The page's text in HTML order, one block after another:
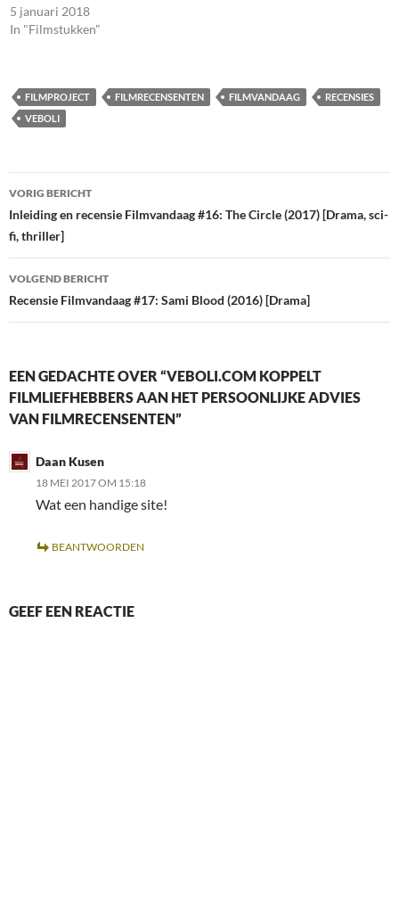
5 januari 2018
In "Filmstukken"
FILMPROJECT FILMRECENSENTEN FILMVANDAAG
RECENSIES
VEBOLI
Bericht
navigatie
VORIG BERICHT
Inleiding en recensie Filmvandaag #16: The Circle (2017) [Drama, sci-
fi, thriller]
VOLGEND BERICHT
Recensie Filmvandaag #17: Sami Blood (2016) [Drama]
EEN GEDACHTE OVER “VEBOLI.COM KOPPELT
FILMLIEFHEBBERS AAN HET PERSOONLIJKE ADVIES
VAN FILMRECENSENTEN”
Daan Kusen
18 MEI 2017 OM 15:18
Wat een handige site!
BEANTWOORDEN
GEEF EEN REACTIE